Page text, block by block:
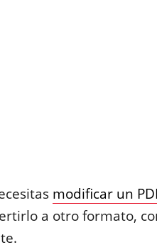
modificar un
a otro formato,